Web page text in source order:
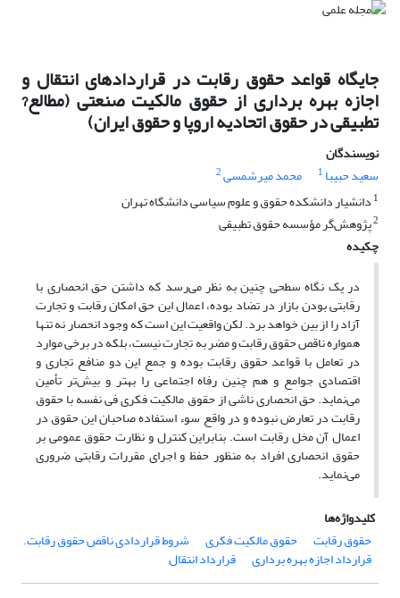
جایگاه قواعد حقوق رقابت در قراردادهای انتقال و
اجازه بهره برداری از حقوق مالکیت صنعتی (مطالع?
تطبیقی در حقوق اتحادیه اروپا و حقوق ایران)
نویسندگان
سعید حبیبا 1 محمد میرشمسی2
1 دانشیار دانشکده حقوق و علوم سیاسی دانشگاه تهران
2پژوهش‌گر مؤسسه حقوق تطبیقی
چکیده
در یک نگاه سطحی چنین به نظر می‌رسد که داشتن حق انحصاری با
رقابتی بودن بازار در تضاد بوده، اعمال این حق امکان رقابت و تجارت
آزاد را از بین خواهد برد. لکن واقعیت این است که وجود انحصار نه تنها
همواره ناقص حقوق رقابت و مضر به تجارت نیست، بلکه در برخی موارد
در تعامل با قواعد حقوق رقابت بوده و جمع این دو منافع تجاری و
اقتصادی جوامع و هم چنین رفاه اجتماعی را بهتر و بیش‌تر تأمین
می‌نماید. حق انحصاری ناشی از حقوق مالکیت فکری فی نفسه با حقوق
رقابت در تعارض نبوده و در واقع سوء استفاده صاحبان این حقوق در
اعمال آن مخل رقابت است. بنابراین کنترل و نظارت حقوق عمومی بر
حقوق انحصاری افراد به منظور حفظ و اجرای مقررات رقابتی ضروری
می‌نماید.
کلیدواژه‌ها
حقوق رقابت
حقوق مالکیت فکری شروط قراردادی ناقص حقوق رقابت.
قرارداد اجازه بهره‌ برداری قرارداد انتقال